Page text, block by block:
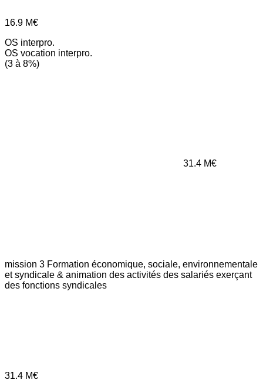
16.9 M€
OS interpro.
OS vocation interpro.
(3 à 8%)
31.4 M€
mission 3 Formation économique, sociale, environnementale
et syndicale & animation des activités des salariés exerçant
des fonctions syndicales
31.4 M€